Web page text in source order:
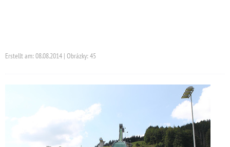
Erstellt am: 08.08.2014 | Obrázky: 45